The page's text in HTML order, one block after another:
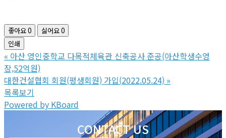
좋아요0 싫어요0
인쇄
« 아산 영인중학교 다목적체육관 신축공사 준공(아산학생수영
장,52억원)
대한건설협회 회원(평생회원) 가입(2022.05.24) »
목록보기
Powered by KBoard
CONTACT US